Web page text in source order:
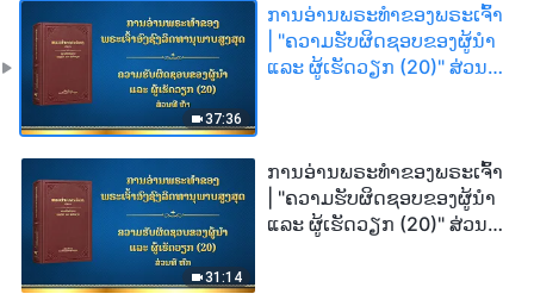
37:36
ການອ່ານພຣະທຳຂອງພຣະເຈົ້າ
| "ຄວາມຮັບຜິດຊອບຂອງຜູ້ນໍາ
ແລະ ຜູ້ເຮັດວຽກ (20)" ສ່ວນທີ
31:14
ການອ່ານພຣະທຳຂອງພຣະເຈົ້າ
| "ຄວາມຮັບຜິດຊອບຂອງຜູ້ນໍາ
ແລະ ຜູ້ເຮັດວຽກ (20)" ສ່ວນທີ